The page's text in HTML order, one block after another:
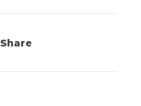
Share